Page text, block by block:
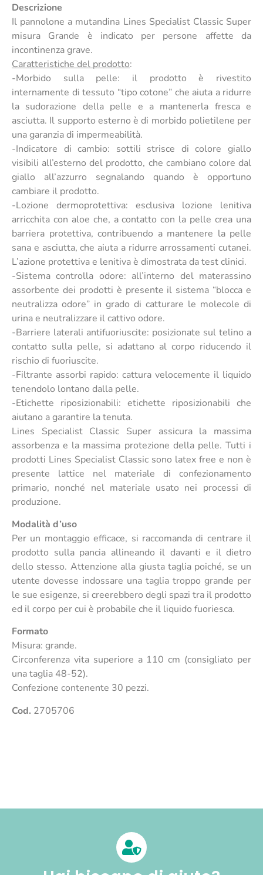
Descrizione
Il pannolone a mutandina Lines Specialist Classic Super
misura Grande è indicato per persone affette da
incontinenza grave.
Caratteristiche del prodotto:
-Morbido sulla pelle: il prodotto è rivestito
internamente di tessuto “tipo cotone” che aiuta a ridurre
la sudorazione della pelle e a mantenerla fresca e
asciutta. Il supporto esterno è di morbido polietilene per
una garanzia di impermeabilità.
-Indicatore di cambio: sottili strisce di colore giallo
visibili all’esterno del prodotto, che cambiano colore dal
giallo all’azzurro segnalando quando è opportuno
cambiare il prodotto.
-Lozione dermoprotettiva: esclusiva lozione lenitiva
arricchita con aloe che, a contatto con la pelle crea una
barriera protettiva, contribuendo a mantenere la pelle
sana e asciutta, che aiuta a ridurre arrossamenti cutanei.
L’azione protettiva e lenitiva è dimostrata da test clinici.
-Sistema controlla odore: all’interno del materassino
assorbente dei prodotti è presente il sistema “blocca e
neutralizza odore” in grado di catturare le molecole di
urina e neutralizzare il cattivo odore.
-Barriere laterali antifuoriuscite: posizionate sul telino a
contatto sulla pelle, si adattano al corpo riducendo il
rischio di fuoriuscite.
-Filtrante assorbi rapido: cattura velocemente il liquido
tenendolo lontano dalla pelle.
-Etichette riposizionabili: etichette riposizionabili che
aiutano a garantire la tenuta.
Lines Specialist Classic Super assicura la massima
assorbenza e la massima protezione della pelle. Tutti i
prodotti Lines Specialist Classic sono latex free e non è
presente lattice nel materiale di confezionamento
primario, nonché nel materiale usato nei processi di
produzione.
Modalità d’uso
Per un montaggio efficace, si raccomanda di centrare il
prodotto sulla pancia allineando il davanti e il dietro
dello stesso. Attenzione alla giusta taglia poiché, se un
utente dovesse indossare una taglia troppo grande per
le sue esigenze, si creerebbero degli spazi tra il prodotto
ed il corpo per cui è probabile che il liquido fuoriesca.
Formato
Misura: grande.
Circonferenza vita superiore a 110 cm (consigliato per
una taglia 48-52).
Confezione contenente 30 pezzi.
Cod. 2705706